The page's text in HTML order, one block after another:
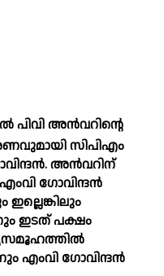
പിവി അന്‍വറിന്റെ
സിപിഎം
അന്‍വറിന്
ഗോവിന്ദന്‍
ഇടത് പക്ഷം
എംവി ഗോവിന്ദന്‍